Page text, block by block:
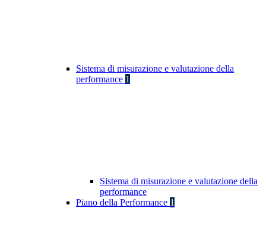
Sistema di misurazione e valutazione della
performance 1
Sistema di misurazione e valutazione della
performance
Piano della Performance 1